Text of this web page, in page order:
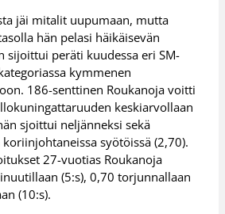
jäi mitalit uupumaan, mutta
hän pelasi häikäisevän
sijoittui peräti kuudessa eri SM-
kymmenen
186-senttinen Roukanoja voitti
keskiarvollaan
sjoittui neljänneksi sekä
syötöissä (2,70).
27-vuotias Roukanoja
(5:s), 0,70 torjunnallaan
(10:s).